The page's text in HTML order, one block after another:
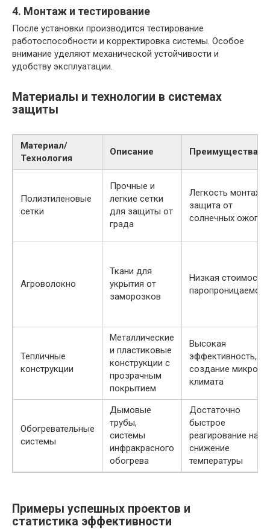
4. Монтаж и тестирование
После установки производится тестирование
работоспособности и корректировка системы. Особое
внимание уделяют механической устойчивости и
удобству эксплуатации.
Материалы и технологии в системах
защиты
Материал/
Технология
Описание Преимущества
Полиэтиленовые
сетки
Прочные и
легкие сетки
для защиты от
града
Легкость монтажа,
защита от
солнечных ожогов
Агроволокно
Ткани для
укрытия от
заморозков
Низкая стоимость,
Тепличные
конструкции
Металлические
и пластиковые
конструкции с
прозрачным
покрытием
Высокая
эффективность,
создание микро
климата
Обогревательные
системы
Дымовые
трубы,
системы
инфракрасного
обогрева
Достаточно
быстрое
реагирование на
снижение
температуры
Примеры успешных проектов и
статистика эффективности